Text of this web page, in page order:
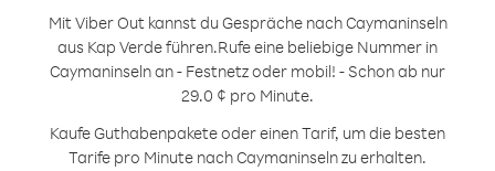
Mit Viber Out kannst du Gespräche nach Caymaninseln
aus Kap Verde führen.Rufe eine beliebige Nummer in
Caymaninseln an - Festnetz oder mobil! - Schon ab nur
29.0 ¢ pro Minute.
Kaufe Guthabenpakete oder einen Tarif, um die besten
Tarife pro Minute nach Caymaninseln zu erhalten.